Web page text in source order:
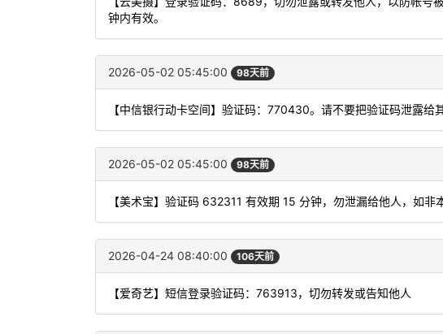
钟内有效。
2026-05-02 05:45:00 98天前
【中信银行动卡空间】验证码：770430。请不要把验证码泄露给
2026-05-02 05:45:00 98天前
【美术宝】验证码 632311 有效期 15 分钟，勿泄漏给他人，如非
2026-04-24 08:40:00 106天前
【爱奇艺】短信登录验证码：763913，切勿转发或告知他人